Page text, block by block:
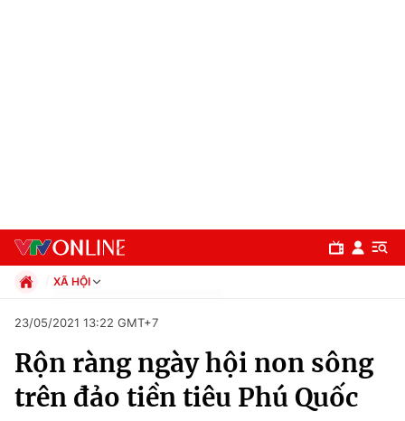
Chuyên mục
Chính trị
XÃ HỘI
Xã hội
Pháp luật
Thể thao
23/05/2021 13:22 GMT+7
Rộn ràng ngày hội non sông
trên đảo tiền tiêu Phú Quốc